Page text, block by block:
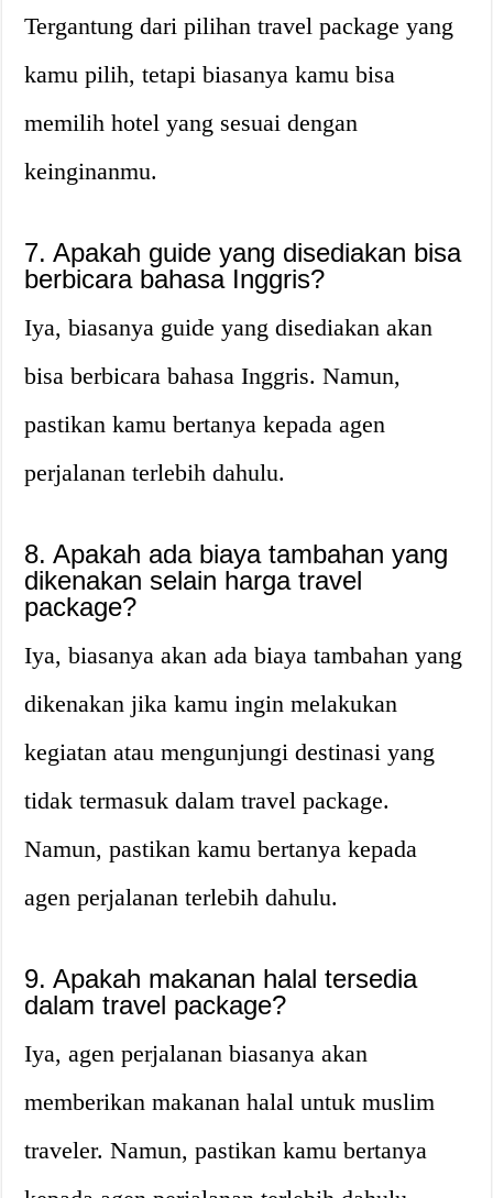
Tergantung dari pilihan travel package yang
kamu pilih, tetapi biasanya kamu bisa
memilih hotel yang sesuai dengan
keinginanmu.
7. Apakah guide yang disediakan bisa
berbicara bahasa Inggris?
Iya, biasanya guide yang disediakan akan
bisa berbicara bahasa Inggris. Namun,
pastikan kamu bertanya kepada agen
perjalanan terlebih dahulu.
8. Apakah ada biaya tambahan yang
dikenakan selain harga travel
package?
Iya, biasanya akan ada biaya tambahan yang
dikenakan jika kamu ingin melakukan
kegiatan atau mengunjungi destinasi yang
tidak termasuk dalam travel package.
Namun, pastikan kamu bertanya kepada
agen perjalanan terlebih dahulu.
9. Apakah makanan halal tersedia
dalam travel package?
Iya, agen perjalanan biasanya akan
memberikan makanan halal untuk muslim
traveler. Namun, pastikan kamu bertanya